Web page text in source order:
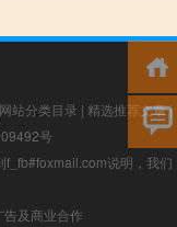
网站分类目录 | 精选推荐文章|
号
f_fb#foxmail.com说明，我们
及商业合作